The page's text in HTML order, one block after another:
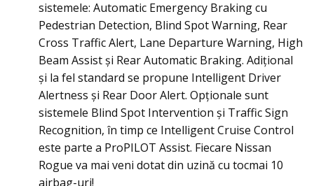
sistemele: Automatic Emergency Braking cu
Pedestrian Detection, Blind Spot Warning, Rear
Cross Traffic Alert, Lane Departure Warning, High
Beam Assist şi Rear Automatic Braking. Adiţional
şi la fel standard se propune Intelligent Driver
Alertness şi Rear Door Alert. Opţionale sunt
sistemele Blind Spot Intervention şi Traffic Sign
Recognition, în timp ce Intelligent Cruise Control
este parte a ProPILOT Assist. Fiecare Nissan
Rogue va mai veni dotat din uzină cu tocmai 10
airbag-uri!